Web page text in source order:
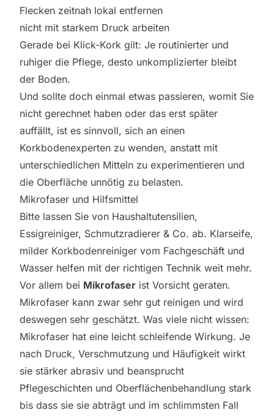
Flecken zeitnah lokal entfernen
nicht mit starkem Druck arbeiten
Gerade bei Klick-Kork gilt: Je routinierter und
ruhiger die Pflege, desto unkomplizierter bleibt
der Boden.
Und sollte doch einmal etwas passieren, womit Sie
nicht gerechnet haben oder das erst später
auffällt, ist es sinnvoll, sich an einen
Korkbodenexperten zu wenden, anstatt mit
unterschiedlichen Mitteln zu experimentieren und
die Oberfläche unnötig zu belasten.
Mikrofaser und Hilfsmittel
Bitte lassen Sie von Haushaltutensilien,
Essigreiniger, Schmutzradierer & Co. ab. Klarseife,
milder Korkbodenreiniger vom Fachgeschäft und
Wasser helfen mit der richtigen Technik weit mehr.
Vor allem bei Mikrofaser ist Vorsicht geraten.
Mikrofaser kann zwar sehr gut reinigen und wird
deswegen sehr geschätzt. Was viele nicht wissen:
Mikrofaser hat eine leicht schleifende Wirkung. Je
nach Druck, Verschmutzung und Häufigkeit wirkt
sie stärker abrasiv und beansprucht
Pflegeschichten und Oberflächenbehandlung stark
bis dass sie sie abträgt und im schlimmsten Fall